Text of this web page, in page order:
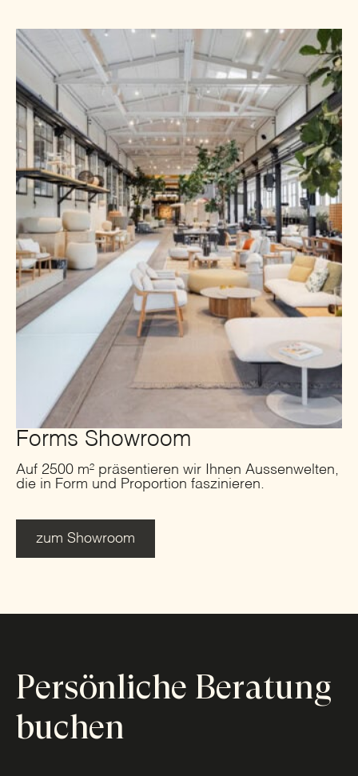
Forms Showroom
Auf 2500 m² präsentieren wir Ihnen Aussenwelten,
die in Form und Proportion faszinieren.
zum Showroom
Persönliche Beratung
buchen